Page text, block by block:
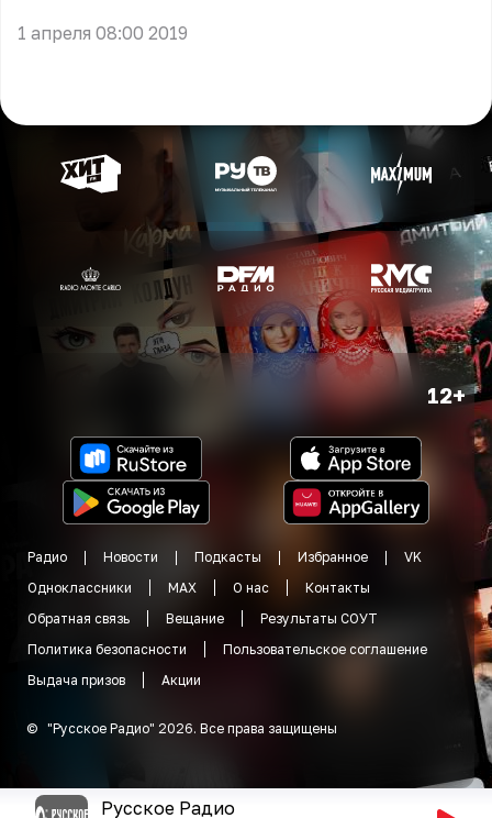
1 апреля 08:00 2019
12+
Радио Новости Подкасты Избранное
VK
Одноклассники
MAX О нас
Контакты
Обратная связь
Вещание
Результаты СОУТ
Политика безопасности
Пользовательское соглашение
Выдача призов
Акции
© "Русское Радио" 2026. Все права защищены
Русское Радио